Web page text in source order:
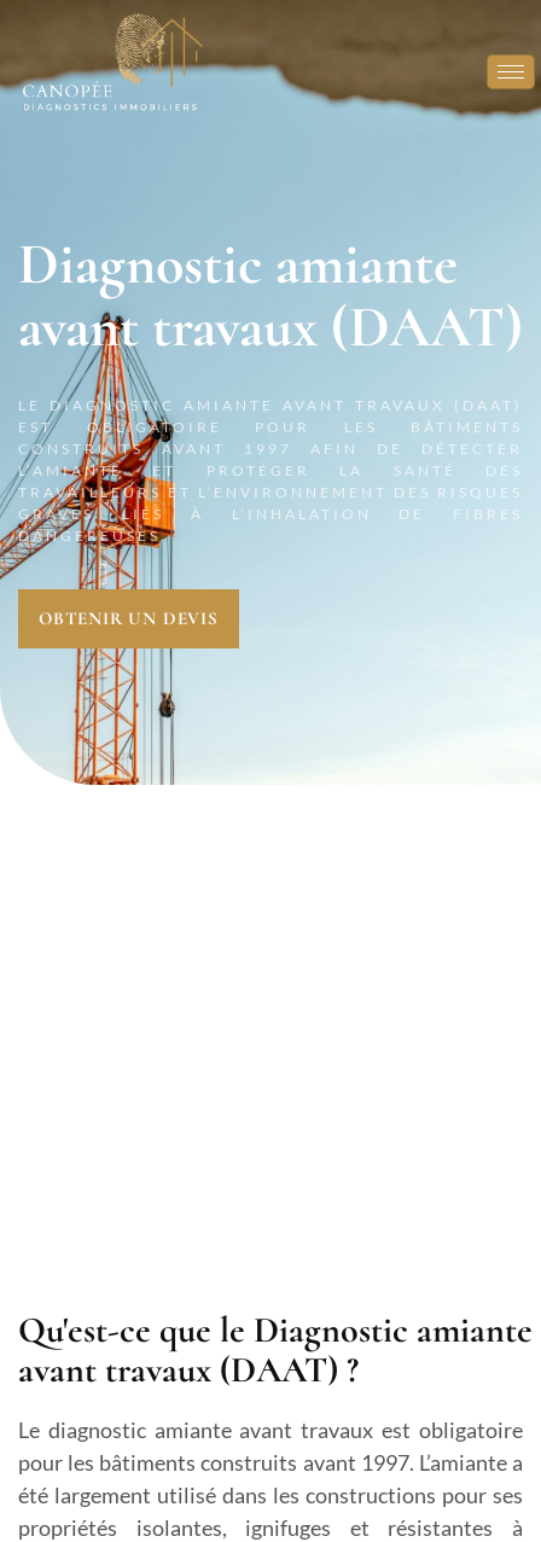
Diagnostic amiante
avant travaux (DAAT)
LE DIAGNOSTIC AMIANTE AVANT TRAVAUX (DAAT)
EST OBLIGATOIRE POUR LES BÂTIMENTS
CONSTRUITS AVANT 1997 AFIN DE DÉTECTER
L’AMIANTE ET PROTÉGER LA SANTÉ DES
TRAVAILLEURS ET L’ENVIRONNEMENT DES RISQUES
GRAVES LIÉS À L’INHALATION DE FIBRES
DANGEREUSES.
OBTENIR UN DEVIS
Qu'est-ce que le Diagnostic amiante
avant travaux (DAAT) ?
Le diagnostic amiante avant travaux est obligatoire
pour les bâtiments construits avant 1997. L’amiante a
été largement utilisé dans les constructions pour ses
propriétés isolantes, ignifuges et résistantes à